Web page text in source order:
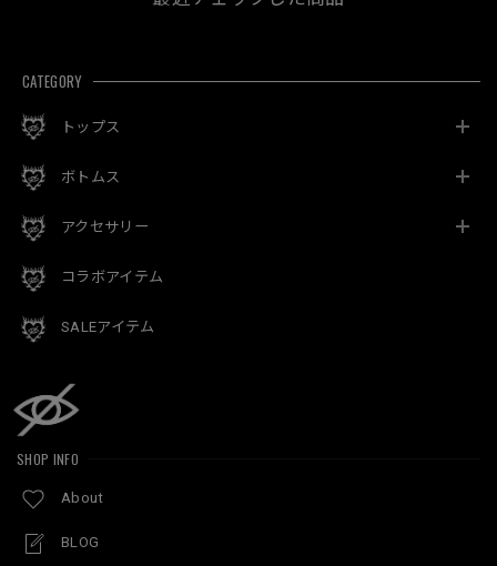
CATEGORY
トップス
ボトムス
アクセサリー
コラボアイテム
SALEアイテム
SHOP INFO
About
BLOG